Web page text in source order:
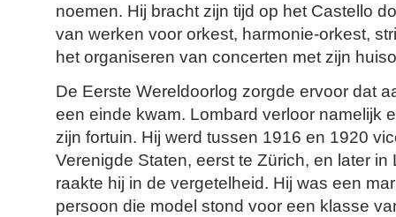
noemen. Hij bracht zijn tijd op het Castello
van werken voor orkest, harmonie-orkest,
het organiseren van concerten met zijn
De Eerste Wereldoorlog zorgde ervoor dat
een einde kwam. Lombard verloor namelijk
zijn fortuin. Hij werd tussen 1916 en 1920
Verenigde Staten, eerst te Zürich, en later
raakte hij in de vergetelheid. Hij was een
persoon die model stond voor een klasse